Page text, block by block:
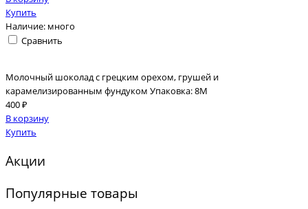
Купить
Наличие: много
Сравнить
Молочный шоколад с грецким орехом, грушей и
карамелизированным фундуком Упаковка: 8М
400 ₽
В корзину
Купить
Акции
Популярные товары